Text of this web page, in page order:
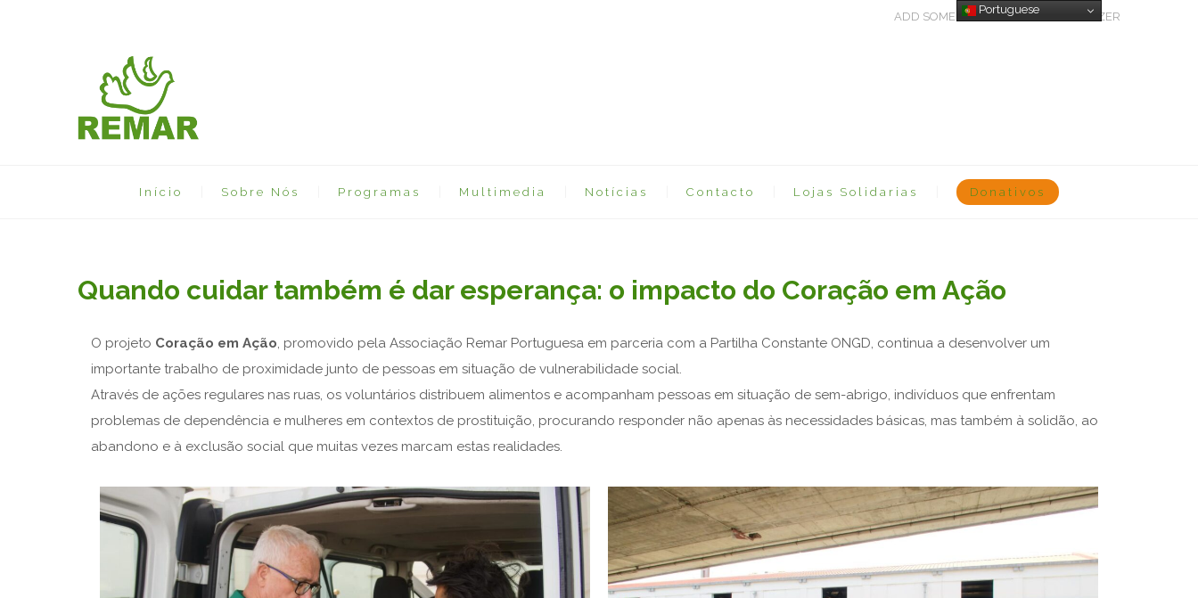
ADD SOME TEXT THROUGH CUSTOMIZER
Início Sobre Nós Programas Multimedia Notícias Contacto Lojas Solidarias Donativos
Quando cuidar também é dar esperança: o impacto do Coração em Ação
O projeto Coração em Ação, promovido pela Associação Remar Portuguesa em parceria com a Partilha Constante ONGD, continua a desenvolver um
importante trabalho de proximidade junto de pessoas em situação de vulnerabilidade social.
Através de ações regulares nas ruas, os voluntários distribuem alimentos e acompanham pessoas em situação de sem-abrigo, indivíduos que enfrentam
problemas de dependência e mulheres em contextos de prostituição, procurando responder não apenas às necessidades básicas, mas também à solidão, ao
abandono e à exclusão social que muitas vezes marcam estas realidades.
Portuguese